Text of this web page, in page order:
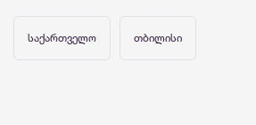
საქართველო თბილისი